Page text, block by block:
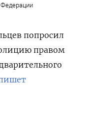
попросил
правом